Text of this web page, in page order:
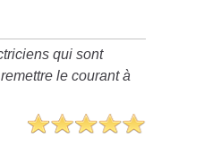
qui sont
le courant à